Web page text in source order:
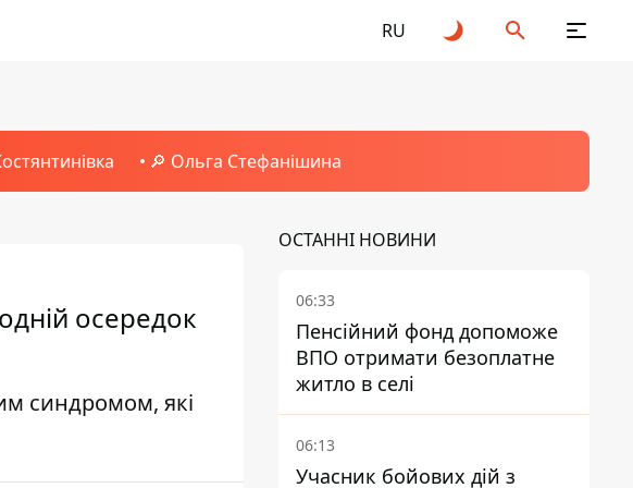
RU
🔎 Ольга Стефанішина
осередок
синдромом, які
ОСТАННІ НОВИНИ
06:33
Пенсійний фонд допоможе
ВПО отримати безоплатне
житло в селі
06:13
Учасник бойових дій з